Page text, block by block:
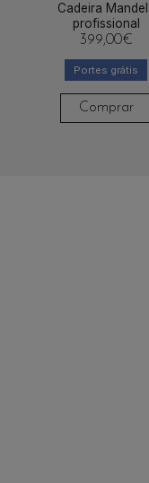
Cadeira
profissional
399,00€
Portes grátis
Comprar